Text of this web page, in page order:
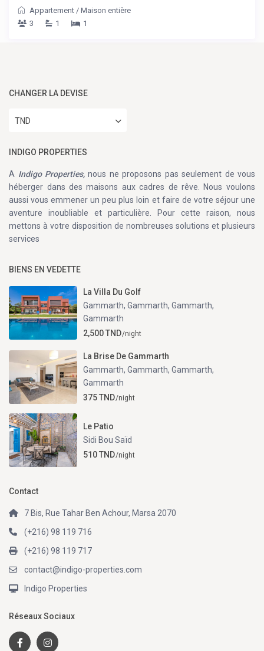
Appartement /Maison entière
3
1 1
CHANGER LA DEVISE
TND
INDIGO PROPERTIES
A Indigo Properties,nous ne proposons pas seulement de vous
héberger dans des maisons aux cadres de rêve. Nous voulons
aussi vous emmener un peu plus loin et faire de votre séjour une
aventure inoubliable et particulière. Pour cette raison, nous
mettons à votre disposition de nombreuses solutions et plusieurs
services
BIENS EN VEDETTE
La Villa Du Golf
Gammarth, Gammarth, Gammarth,
Gammarth
2,500 TND/night
La Brise De Gammarth
Gammarth, Gammarth, Gammarth,
Gammarth
375 TND/night
Le Patio
Sidi Bou Saïd
510 TND/night
Contact
7 Bis, Rue Tahar Ben Achour, Marsa 2070
(+216) 98 119 716
(+216) 98 119 717
contact@indigo-properties.com
Indigo Properties
Réseaux Sociaux